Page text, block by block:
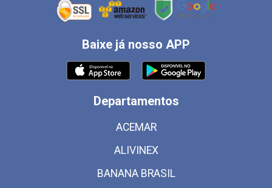
Baixe já nosso APP
Departamentos
ACEMAR
ALIVINEX
BANANA BRASIL